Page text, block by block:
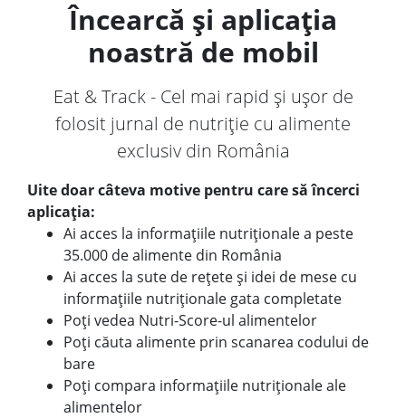
Încearcă și aplicația
noastră de mobil
Eat & Track - Cel mai rapid și ușor de
folosit jurnal de nutriție cu alimente
exclusiv din România
Uite doar câteva motive pentru care să încerci
aplicația:
Ai acces la informațiile nutriționale a peste
35.000 de alimente din România
Ai acces la sute de rețete și idei de mese cu
informațiile nutriționale gata completate
Poți vedea Nutri-Score-ul alimentelor
Poți căuta alimente prin scanarea codului de
bare
Poți compara informațiile nutriționale ale
alimentelor